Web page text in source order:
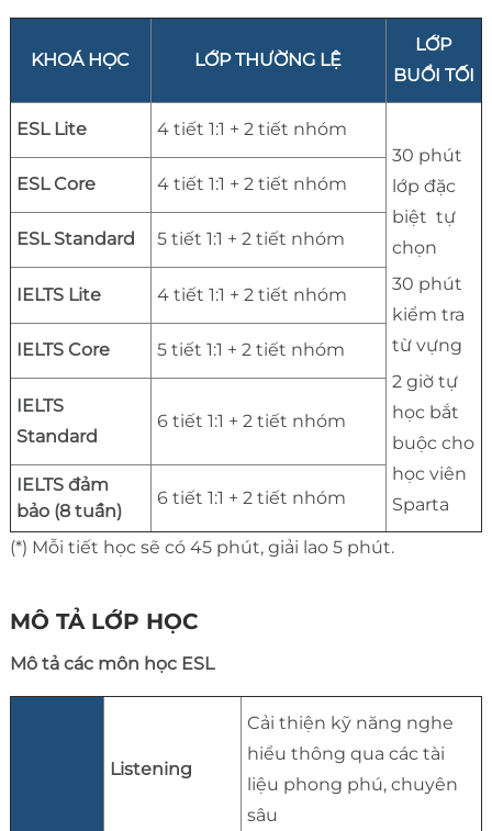
KHOÁ HỌC LỚP THƯỜNG LỆ
LỚP
BUỔI TỐI
ESL Lite
4 tiết 1:1 + 2 tiết nhóm
30 phút
lớp đặc
biệt tự
chọn
30 phút
kiểm tra
từ vựng
2 giờ tự
học bắt
buộc cho
học viên
Sparta
ESL Core 4 tiết 1:1 + 2 tiết nhóm
ESL Standard 5 tiết 1:1 + 2 tiết nhóm
IELTS Lite 4 tiết 1:1 + 2 tiết nhóm
IELTS Core 5 tiết 1:1 + 2 tiết nhóm
IELTS
Standard
6 tiết 1:1 + 2 tiết nhóm
IELTS đảm
bảo (8 tuần)
6 tiết 1:1 + 2 tiết nhóm
(*) Mỗi tiết học sẽ có 45 phút, giải lao 5 phút.
MÔ TẢ LỚP HỌC
Mô tả các môn học ESL
Listening
Cải thiện kỹ năng nghe
hiểu thông qua các tài
liệu phong phú, chuyên
sâu